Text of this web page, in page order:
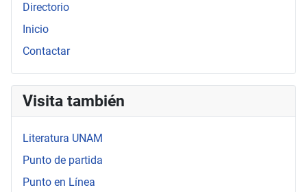
Directorio
Inicio
Contactar
Visita también
Literatura UNAM
Punto de partida
Punto en Línea